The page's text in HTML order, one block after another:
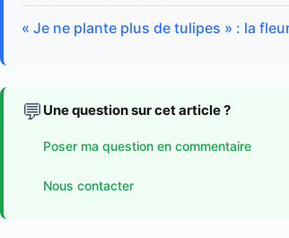
« Je ne plante plus de tulipes » : la
💬 Une question sur cet article ?
Poser ma question en commentaire
Nous contacter